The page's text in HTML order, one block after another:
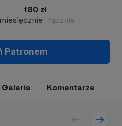
180 zł
miesięcznie
łącznie
Patronem
Galeria Komentarze